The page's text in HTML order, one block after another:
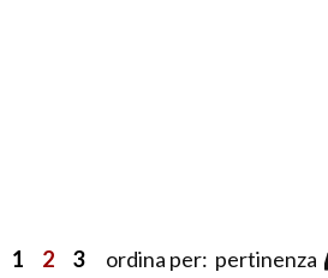
1 2 3ordina per: pertinenza